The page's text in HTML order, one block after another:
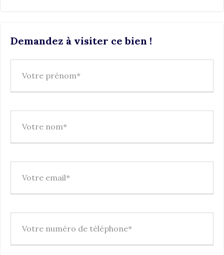
Demandez à visiter ce bien !